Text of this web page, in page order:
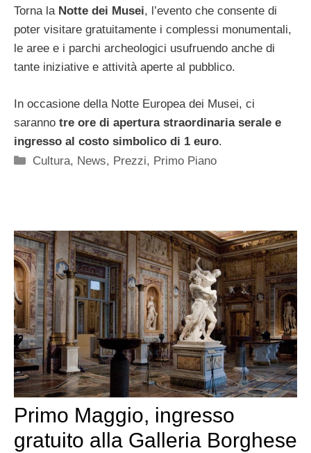
Torna la Notte dei Musei, l’evento che consente di
poter visitare gratuitamente i complessi monumentali,
le aree e i parchi archeologici usufruendo anche di
tante iniziative e attività aperte al pubblico.
In occasione della Notte Europea dei Musei, ci
saranno tre ore di apertura straordinaria serale e
ingresso al costo simbolico di 1 euro.
Categorie
Cultura, News, Prezzi, Primo Piano
Primo Maggio, ingresso
gratuito alla Galleria Borghese